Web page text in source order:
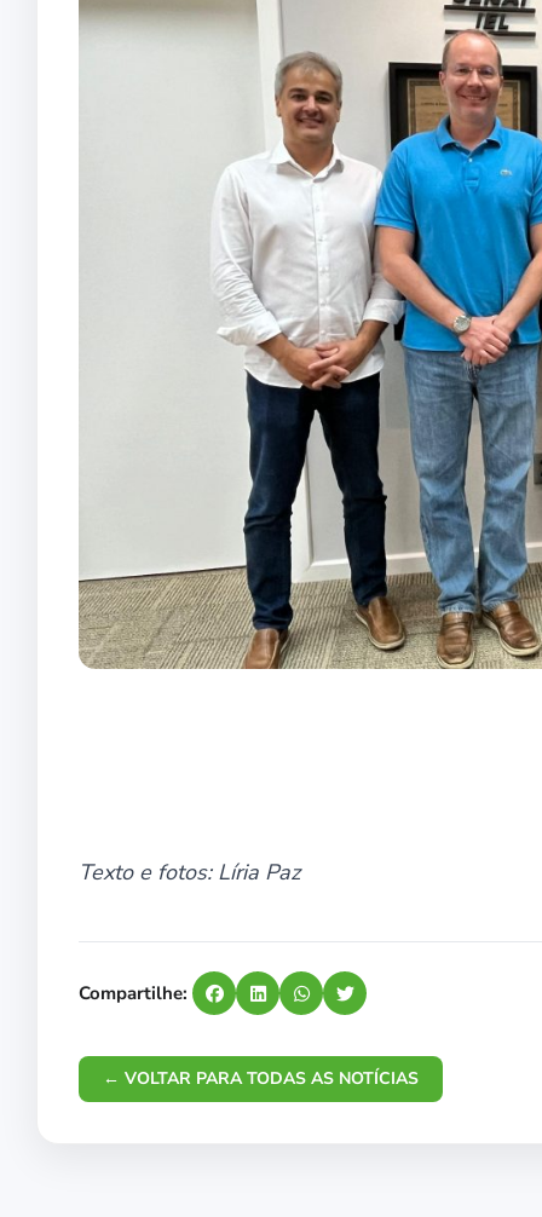
Texto e fotos: Líria Paz
Compartilhe:
← VOLTAR PARA TODAS AS NOTÍCIAS